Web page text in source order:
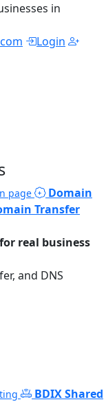
in
Login
page
Domain
Transfer
real business
and DNS
BDIX Shared